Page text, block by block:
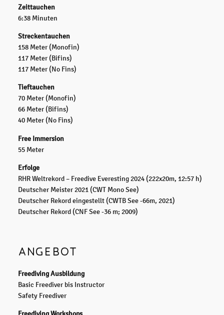
Zeittauchen
6:38 Minuten
Streckentauchen
158 Meter (Monofin)
117 Meter (Bifins)
117 Meter (No Fins)
Tieftauchen
70 Meter (Monofin)
66 Meter (Bifins)
40 Meter (No Fins)
Free Immersion
55 Meter
Erfolge
RHR Weltrekord – Freedive Everesting 2024 (222x20m, 12:57 h)
Deutscher Meister 2021 (CWT Mono See)
Deutscher Rekord eingestellt (CWTB See -66m, 2021)
Deutscher Rekord (CNF See -36 m; 2009)
ANGEBOT
Freediving Ausbildung
Basic Freediver bis Instructor
Safety Freediver